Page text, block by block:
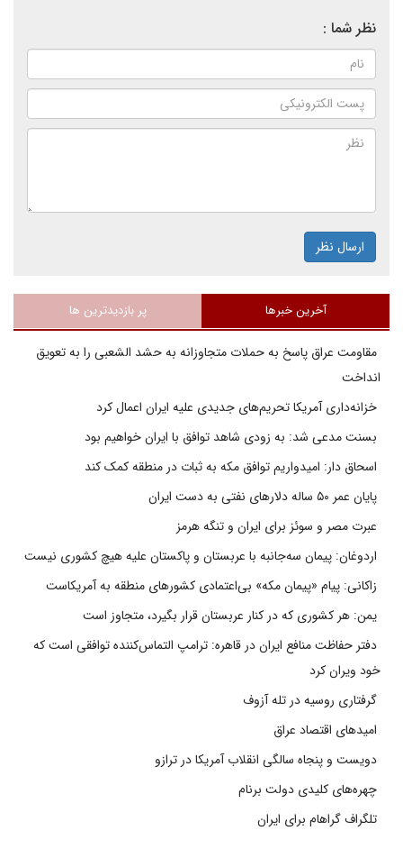
نظر شما :
ارسال نظر
آخرین خبرها پر بازدیدترین ها
مقاومت عراق پاسخ به حملات متجاوزانه به حشد الشعبی را به تعویق
انداخت
خزانه‌داری آمریکا تحریم‌های جدیدی علیه ایران اعمال کرد
بسنت مدعی شد: به زودی شاهد توافق با ایران خواهیم بود
اسحاق دار: امیدواریم توافق مکه به ثبات در منطقه کمک کند
پایان عمر ۵۰ ساله دلارهای نفتی به دست ایران
عبرت مصر و سوئز برای ایران و تنگه هرمز
اردوغان: پیمان سه‌جانبه با عربستان و پاکستان علیه هیچ کشوری نیست
زاکانی: پیام «پیمان مکه» بی‌اعتمادی کشورهای منطقه به آمریکاست
یمن: هر کشوری که در کنار عربستان قرار بگیرد، متجاوز است
دفتر حفاظت منافع ایران در قاهره: ترامپ التماس‌کننده توافقی است که
خود ویران کرد
گرفتاری روسیه در تله آزوف
امیدهای اقتصاد عراق
دویست و پنجاه سالگی انقلاب آمریکا در ترازو
چهره‌های کلیدی دولت برنام
تلگراف گراهام برای ایران